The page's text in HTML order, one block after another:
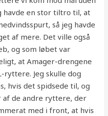
havde en stor tiltro til, at
så jeg havde
af mere. Det ville også
og som løbet var
at Amager-drengene
Jeg skulle dog
hvis det spidsede til, og
af de andre ryttere, der
med i front, at hvis